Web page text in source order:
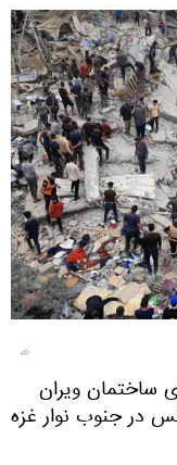
ساختمان ویران
در جنوب نوار غزه